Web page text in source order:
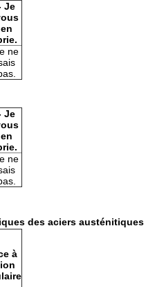
Je
en
ne
Je
en
ne
des aciers
à